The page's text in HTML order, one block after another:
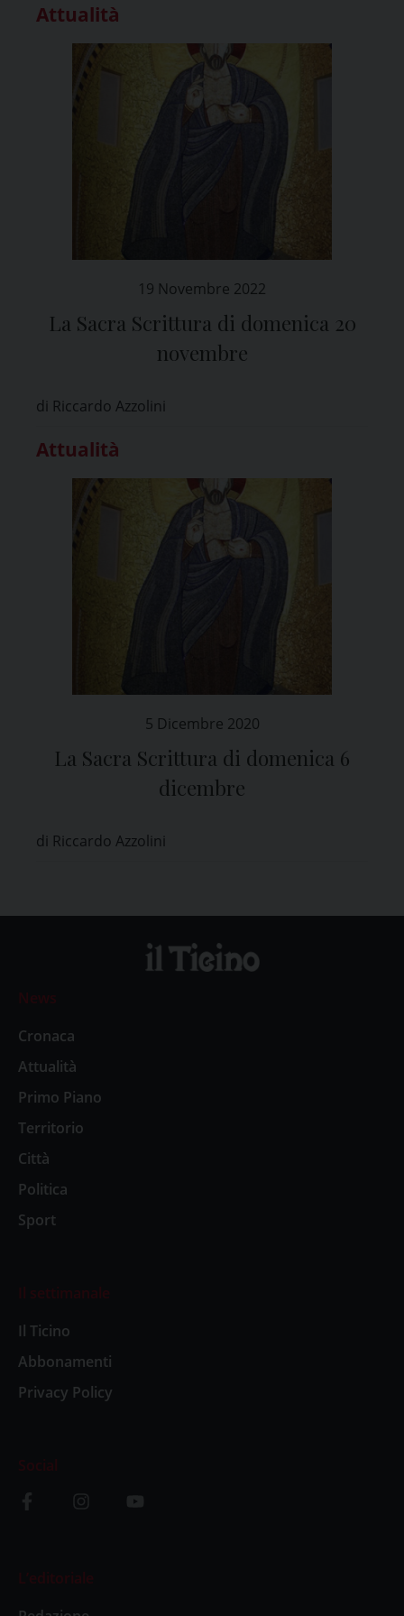
Attualità
19 Novembre 2022
La Sacra Scrittura di domenica 20
novembre
di Riccardo Azzolini
Attualità
5 Dicembre 2020
La Sacra Scrittura di domenica 6
dicembre
di Riccardo Azzolini
News
Cronaca
Attualità
Primo Piano
Territorio
Città
Politica
Sport
Il settimanale
Il Ticino
Abbonamenti
Privacy Policy
Social
L’editoriale